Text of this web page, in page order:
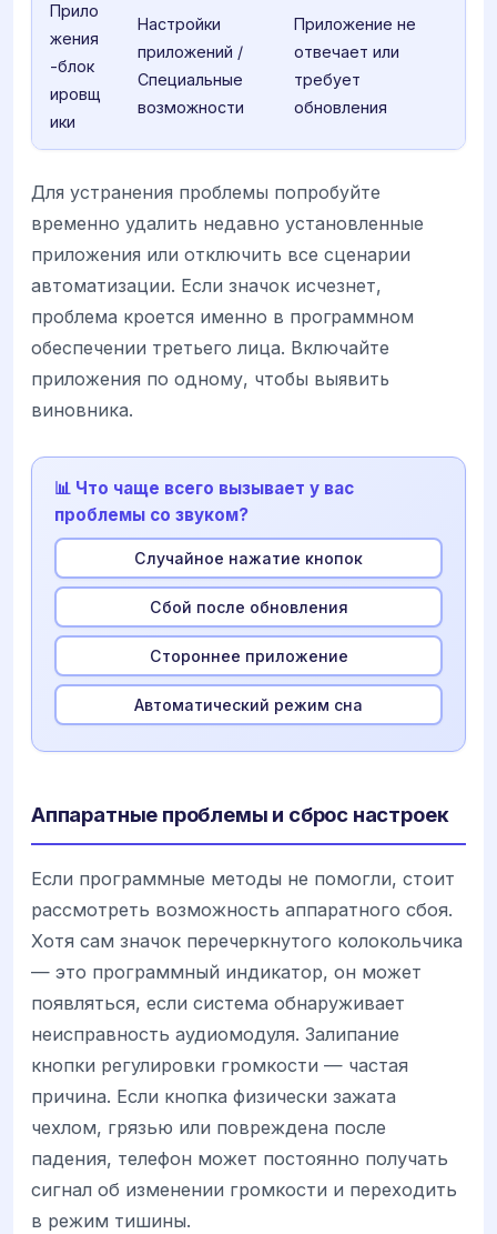
Прило
жения
-блок
ировщ
ики
Настройки
приложений /
Специальные
возможности
Приложение не
отвечает или
требует
обновления
Для устранения проблемы попробуйте
временно удалить недавно установленные
приложения или отключить все сценарии
автоматизации. Если значок исчезнет,
проблема кроется именно в программном
обеспечении третьего лица. Включайте
приложения по одному, чтобы выявить
виновника.
📊 Что чаще всего вызывает у вас
проблемы со звуком?
Случайное нажатие кнопок
Сбой после обновления
Стороннее приложение
Автоматический режим сна
Аппаратные проблемы и сброс настроек
Если программные методы не помогли, стоит
рассмотреть возможность аппаратного сбоя.
Хотя сам значок перечеркнутого колокольчика
— это программный индикатор, он может
появляться, если система обнаруживает
неисправность аудиомодуля. Залипание
кнопки регулировки громкости — частая
причина. Если кнопка физически зажата
чехлом, грязью или повреждена после
падения, телефон может постоянно получать
сигнал об изменении громкости и переходить
в режим тишины.